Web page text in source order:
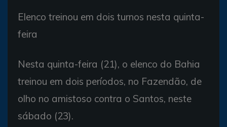
Elenco treinou em dois turnos nesta quinta-
feira
Nesta quinta-feira (21), o elenco do Bahia
treinou em dois períodos, no Fazendão, de
olho no amistoso contra o Santos, neste
sábado (23).